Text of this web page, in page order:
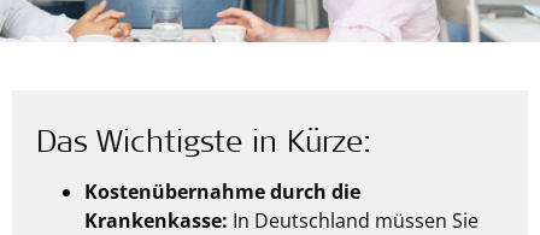
Das Wichtigste in Kürze:
Kostenübernahme durch die
Krankenkasse: In Deutschland müssen Sie